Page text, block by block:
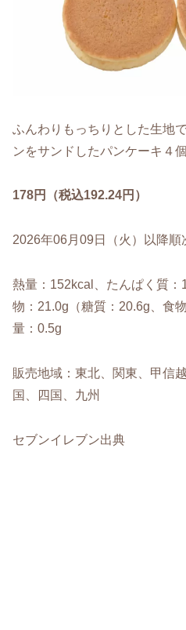
ふんわりもっちりとした生地
ンをサンドしたパンケーキ４個
178円（税込192.24円）
2026年06月09日（火）以降順
熱量：152kcal、たんぱく質
物：21.0g（糖質：20.6g、食
量：0.5g
販売地域：東北、関東、甲信
国、四国、九州
セブンイレブン出典